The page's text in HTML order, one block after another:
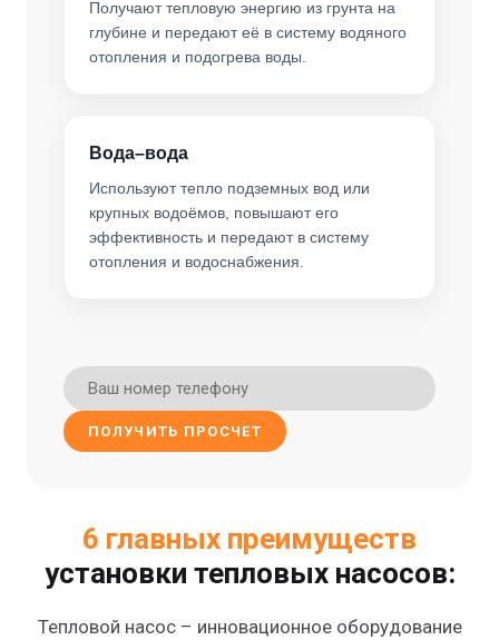
Получают тепловую энергию из грунта на
глубине и передают её в систему водяного
отопления и подогрева воды.
Вода–вода
Используют тепло подземных вод или
крупных водоёмов, повышают его
эффективность и передают в систему
отопления и водоснабжения.
ПОЛУЧИТЬ ПРОСЧЕТ
6 главных преимуществ
установки тепловых насосов:
Тепловой насос – инновационное оборудование